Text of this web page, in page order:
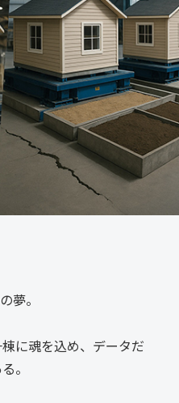
夢。
に魂を込め、データだ
。